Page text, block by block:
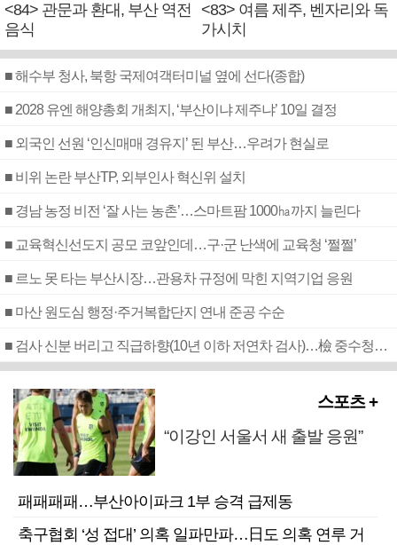
<84> 관문과 환대, 부산 역전
음식
<83> 여름 제주, 벤자리와 독
가시치
■ 해수부 청사, 북항 국제여객터미널 옆에 선다(종합)
■ 2028 유엔 해양총회 개최지, ‘부산이냐 제주냐’ 10일 결정
■ 외국인 선원 ‘인신매매 경유지’ 된 부산…우려가 현실로
■ 비위 논란 부산TP, 외부인사 혁신위 설치
■ 경남 농정 비전 ‘잘 사는 농촌’…스마트팜 1000㏊까지 늘린다
■ 교육혁신선도지 공모 코앞인데…구·군 난색에 교육청 ‘쩔쩔’
■ 르노 못 타는 부산시장…관용차 규정에 막힌 지역기업 응원
■ 마산 원도심 행정·주거복합단지 연내 준공 수순
■ 검사 신분 버리고 직급하향(10년 이하 저연차 검사)…檢 중수청행 기피
스포츠 +
“이강인 서울서 새 출발 응원”
패패패패…부산아이파크 1부 승격 급제동
축구협회 ‘성 접대’ 의혹 일파만파…日도 의혹 연루 거